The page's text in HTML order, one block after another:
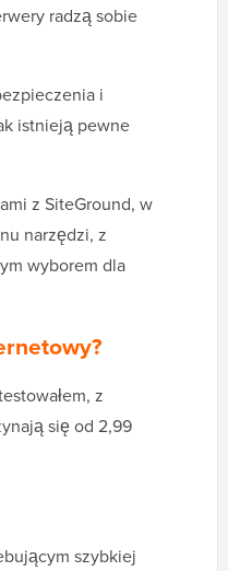
radzą sobie
i
istnieją pewne
z SiteGround, w
narzędzi, z
wyborem dla
z
się od 2,99
szybkiej